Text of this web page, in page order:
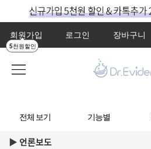
회원가입
5천원할인
로그인 장바구니
전체 보기 기능별
언론보도